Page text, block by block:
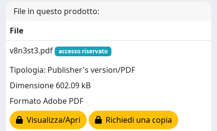
File in questo prodotto:
File
v8n3st3.pdf
accesso riservato
Tipologia: Publisher's version/PDF
Dimensione 602.09 kB
Formato Adobe PDF
Visualizza/Apri
Richiedi una copia